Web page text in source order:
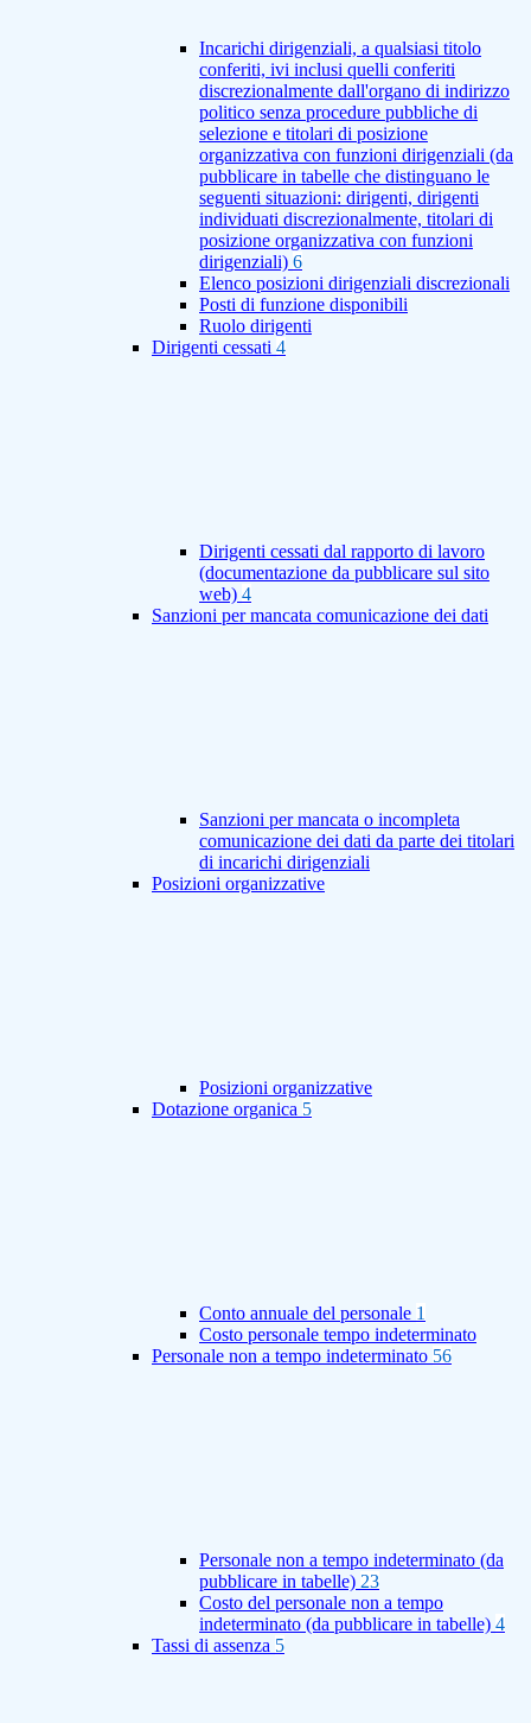
Incarichi dirigenziali, a qualsiasi titolo
conferiti, ivi inclusi quelli conferiti
discrezionalmente dall'organo di indirizzo
politico senza procedure pubbliche di
selezione e titolari di posizione
organizzativa con funzioni dirigenziali (da
pubblicare in tabelle che distinguano le
seguenti situazioni: dirigenti, dirigenti
individuati discrezionalmente, titolari di
posizione organizzativa con funzioni
dirigenziali) 6
Elenco posizioni dirigenziali discrezionali
Posti di funzione disponibili
Ruolo dirigenti
Dirigenti cessati 4
Dirigenti cessati dal rapporto di lavoro
(documentazione da pubblicare sul sito
web) 4
Sanzioni per mancata comunicazione dei dati
Sanzioni per mancata o incompleta
comunicazione dei dati da parte dei titolari
di incarichi dirigenziali
Posizioni organizzative
Posizioni organizzative
Dotazione organica 5
Conto annuale del personale 1
Costo personale tempo indeterminato
Personale non a tempo indeterminato 56
Personale non a tempo indeterminato (da
pubblicare in tabelle) 23
Costo del personale non a tempo
indeterminato (da pubblicare in tabelle) 4
Tassi di assenza 5